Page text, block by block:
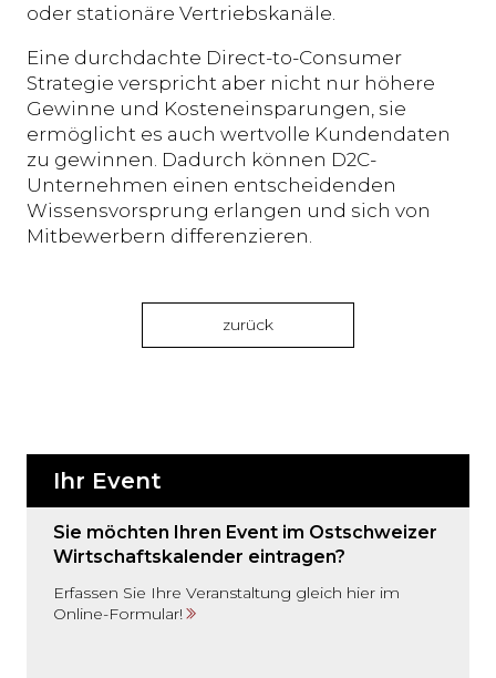
oder stationäre Vertriebskanäle.
Eine durchdachte Direct-to-Consumer
Strategie verspricht aber nicht nur höhere
Gewinne und Kosteneinsparungen, sie
ermöglicht es auch wertvolle Kundendaten
zu gewinnen. Dadurch können D2C-
Unternehmen einen entscheidenden
Wissensvorsprung erlangen und sich von
Mitbewerbern differenzieren.
zurück
Ihr Event
Sie möchten Ihren Event im Ostschweizer
Wirtschaftskalender eintragen?
Erfassen Sie Ihre Veranstaltung gleich hier im
Online-Formular!